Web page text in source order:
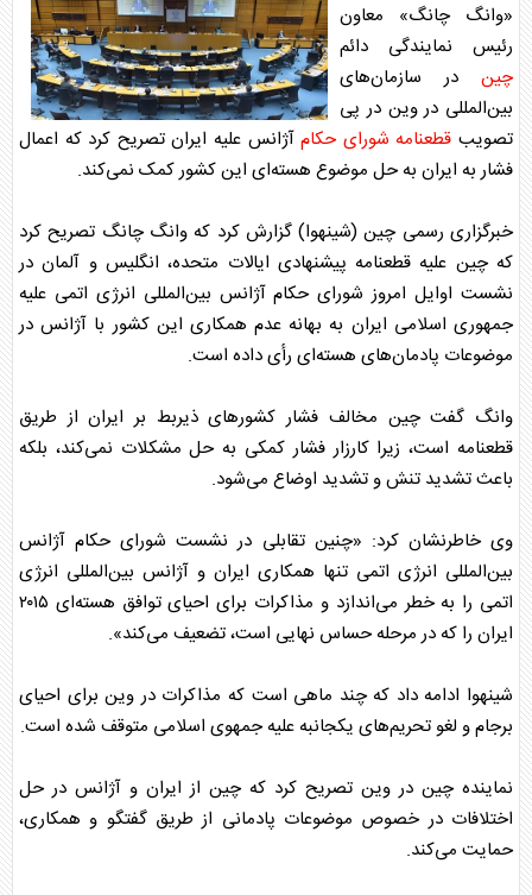
«وانگ چانگ» معاون
رئیس نمایندگی دائم
چین در سازمان‌های
بین‌المللی در وین در پی
تصویب قطعنامه شورای حکامآژانس علیه ایران تصریح کرد که اعمال
فشار به ایران به حل موضوع هسته‌ای این کشور کمک نمی‌کند.
خبرگزاری رسمیچین(شینهوا) گزارش کرد که وانگ چانگ تصریح کرد
کهچین علیه قطعنامهپیشنهادی ایالات متحده، انگلیس و آلمان در
نشست اوایل امروز شورای حکامآژانس بین‌المللی انرژی اتمی علیه
جمهوری اسلامی ایران به بهانه عدم همکاری این کشور با آژانس در
موضوعات پادمان‌های هسته‌ای رأی داده است.
وانگ گفتچین مخالف فشار کشور‌های ذیربط بر ایران از طریق
قطعنامه است، زیرا کارزار فشار کمکی به حل مشکلات نمی‌کند، بلکه
باعث تشدید تنش و تشدید اوضاع می‌شود.
وی خاطرنشان کرد: «چنین تقابلی در نشست شورای حکامآژانس
بین‌المللی انرژی اتمی تنها همکاری ایران و آژانس بین‌المللی انرژی
اتمی را به خطر می‌اندازد و مذاکرات برای احیای توافق هسته‌ای ۲۰۱۵
ایران را که در مرحله حساس نهایی است، تضعیف می‌کند».
شینهوا ادامه داد که چند ماهی است که مذاکرات در وین برای احیای
برجام و لغو تحریم‌های یکجانبه علیه جمهوی اسلامی متوقف شده است.
نمایندهچین در وین تصریح کرد کهچین از ایران و آژانس در حل
اختلافات در خصوص موضوعات پادمانی از طریق گفتگو و همکاری،
حمایت می‌کند.